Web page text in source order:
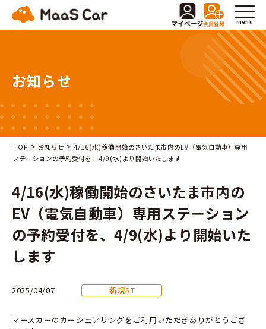
menu
お知らせ
TOP > お知らせ >4/16(水)稼働開始のさいたま市内のEV（電気自動車）専用
ステーションの予約受付を、4/9(水)より開始いたします
4/16(水)稼働開始のさいたま市内の
EV（電気自動車）専用ステーション
の予約受付を、4/9(水)より開始いた
します
2025/04/07 新規ST
マースカーのカーシェアリングをご利用いただきありがとうござ